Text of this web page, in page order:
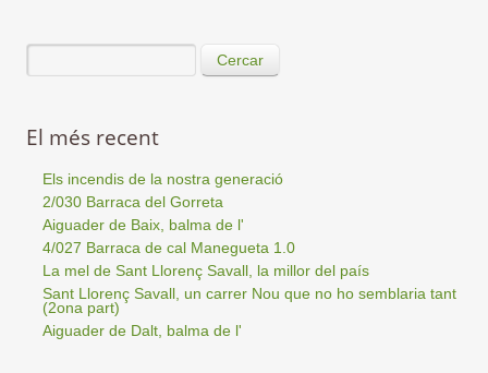
Cercar
El més recent
Els incendis de la nostra generació
2/030 Barraca del Gorreta
Aiguader de Baix, balma de l'
4/027 Barraca de cal Manegueta 1.0
La mel de Sant Llorenç Savall, la millor del país
Sant Llorenç Savall, un carrer Nou que no ho semblaria tant
(2ona part)
Aiguader de Dalt, balma de l'